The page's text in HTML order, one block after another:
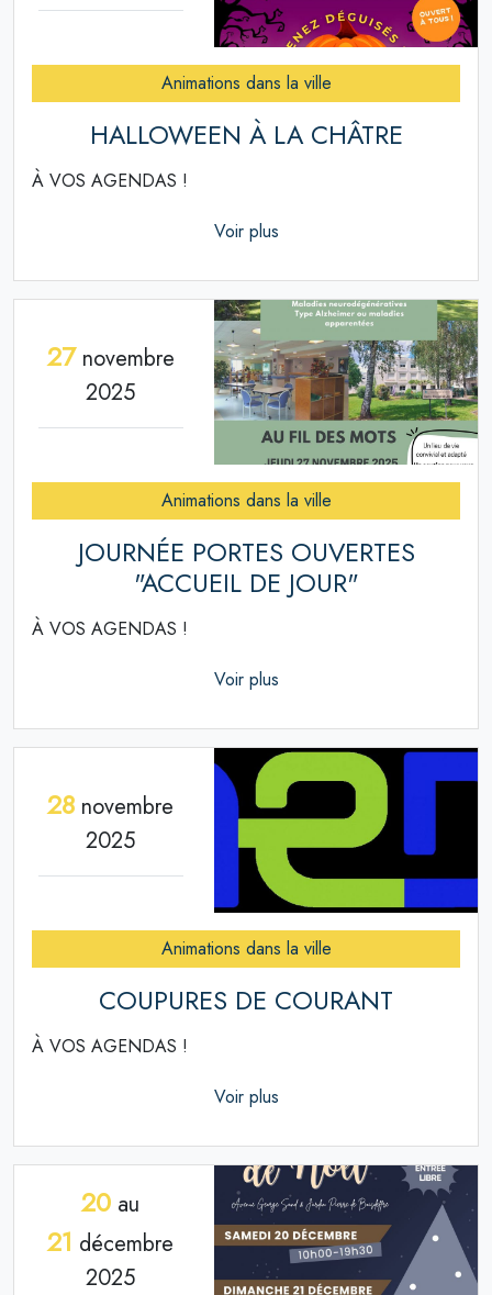
Animations dans la ville
HALLOWEEN À LA CHÂTRE
À VOS AGENDAS !
Voir plus
27novembre
2025
Animations dans la ville
JOURNÉE PORTES OUVERTES
"ACCUEIL DE JOUR"
À VOS AGENDAS !
Voir plus
28 novembre
2025
Animations dans la ville
COUPURES DE COURANT
À VOS AGENDAS !
Voir plus
20 au
21 décembre
2025